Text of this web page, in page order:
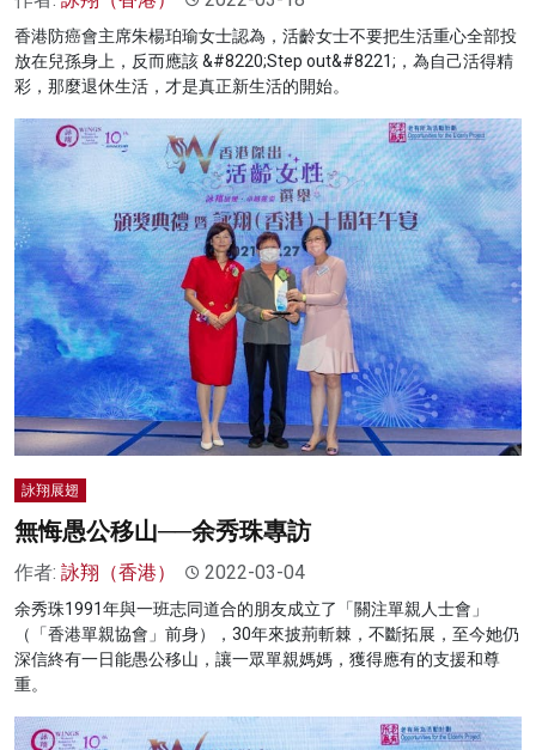
香港防癌會主席朱楊珀瑜女士認為，活齡女士不要把生活重心全部投
放在兒孫身上，反而應該 &#8220;Step out&#8221;，為自己活得精
彩，那麼退休生活，才是真正新生活的開始。
詠翔展翅
無悔愚公移山──余秀珠專訪
作者: 詠翔（香港） 2022-03-04
余秀珠1991年與一班志同道合的朋友成立了「關注單親人士會」
（「香港單親協會」前身），30年來披荊斬棘，不斷拓展，至今她仍
深信終有一日能愚公移山，讓一眾單親媽媽，獲得應有的支援和尊
重。